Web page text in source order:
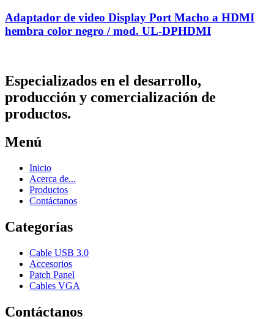
Adaptador de video Display Port Macho a HDMI
hembra color negro / mod. UL-DPHDMI
Especializados en el desarrollo,
producción y comercialización de
productos.
Menú
Inicio
Acerca de...
Productos
Contáctanos
Categorías
Cable USB 3.0
Accesorios
Patch Panel
Cables VGA
Contáctanos